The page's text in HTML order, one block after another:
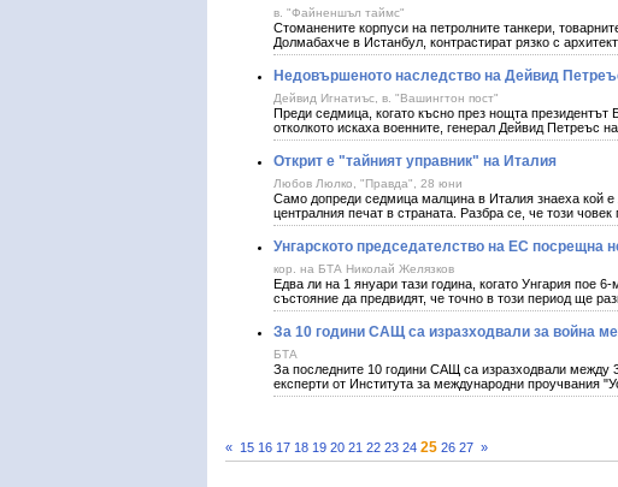
в. "Файненшъл таймс"
Стоманените корпуси на петролните танкери,
Долмабахче в Истанбул, контрастират рязко с
Недовършеното наследство на Дейвид
Дейвид Игнатиъс, в. "Вашингтон пост"
Преди седмица, когато късно през нощта
отколкото искаха военните, генерал Дейвид Петреъс
Открит е "тайният управник" на Италия
Любов Люлко, "Правда", 28 юни
Само допреди седмица малцина в Италия знаеха кой
централния печат в страната. Разбра се, че този
Унгарското председателство на ЕС посрещна
кор. на БТА Николай Желязков
Едва ли на 1 януари тази година, когато Унгария пое
състояние да предвидят, че точно в този период ще
За 10 години САЩ са изразходвали за война
БТА
За последните 10 години САЩ са изразходвали между
експерти от Института за международни проучвания
« 15 16 17 18 19 20 21 22 23 24 25 26 27 »